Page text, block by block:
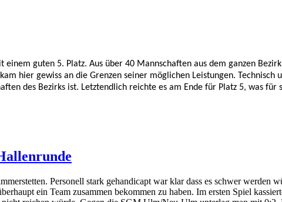
einem guten 5. Platz. Aus über 40 Mannschaften aus dem ganzen
hier gewiss an die Grenzen seiner möglichen Leistungen. Technisch
des Bezirks ist. Letztendlich reichte es am Ende für Platz 5, was für
Personell stark gehandicapt war klar dass es schwer werden
ein Team zusammen bekommen zu haben. Im ersten Spiel